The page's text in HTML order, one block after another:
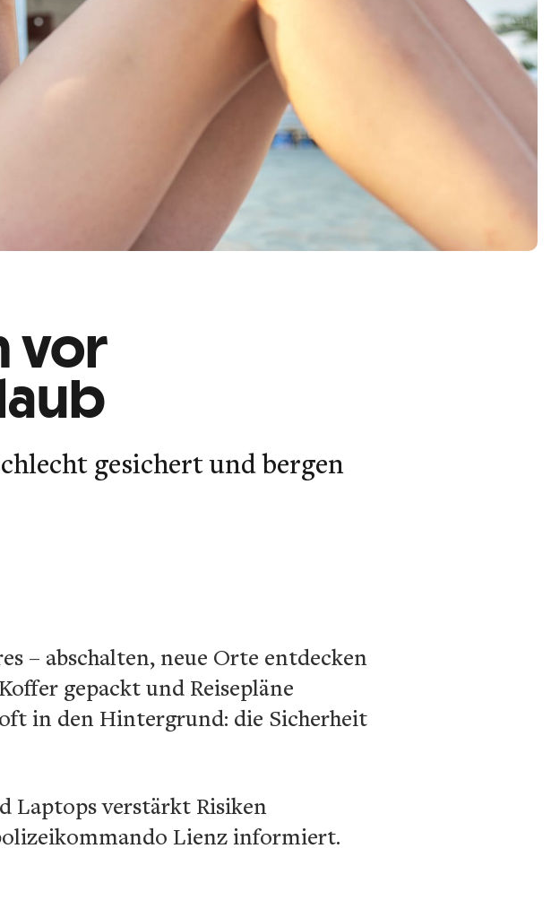
vor
gesichert und bergen
– abschalten, neue Orte entdecken
gepackt und Reisepläne
in den Hintergrund: die Sicherheit
Laptops verstärkt Risiken
Lienz informiert.